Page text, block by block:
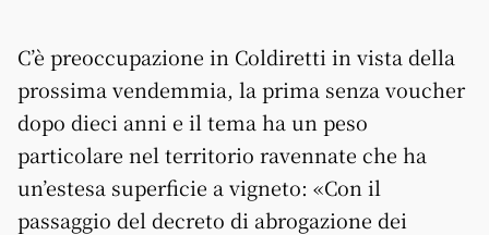
C’è preoccupazione in Coldiretti in vista della
prossima vendemmia, la prima senza voucher
dopo dieci anni e il tema ha un peso
particolare nel territorio ravennate che ha
un’estesa superficie a vigneto: «Con il
passaggio del decreto di abrogazione dei